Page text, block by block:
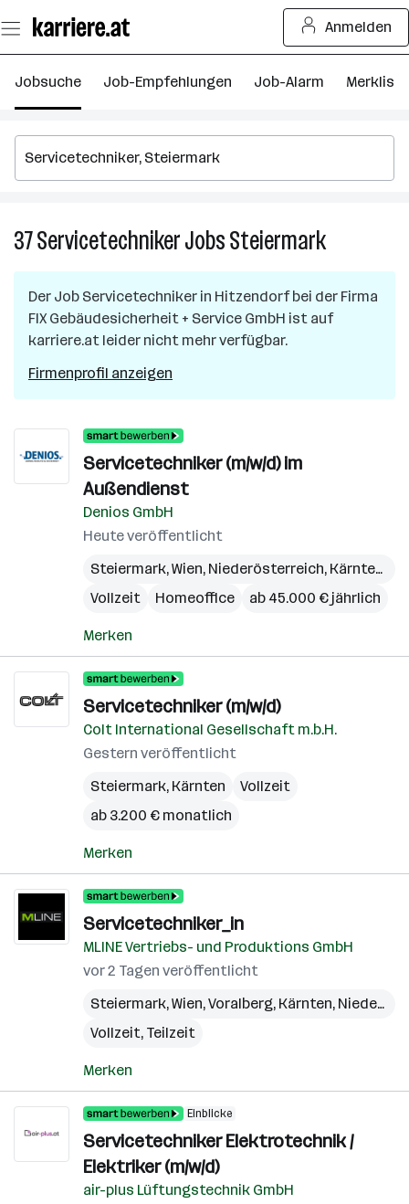
Seiteninhalt
springen
Anmelden
Jobsuche Job-Empfehlungen Job-Alarm Merkliste
37ServicetechnikerJobsSteiermark37
in
Steiermark
Der Job Servicetechniker in Hitzendorfbei der Firma
FIX Gebäudesicherheit + Service GmbH ist auf
karriere.at leider nicht mehr verfügbar.
Firmenprofil anzeigen
Servicetechniker (m/w/d) im
Außendienst
Denios GmbH
Heute veröffentlicht
Steiermark,Wien, Niederösterreich, Kärnten
Vollzeit
Homeoffice ab 45.000 € jährlich
Merken
Servicetechniker (m/w/d)
Colt International Gesellschaft m.b.H.
Gestern veröffentlicht
Steiermark, Kärnten
Vollzeit
ab 3.200 € monatlich
Merken
Servicetechniker_in
MLINE Vertriebs- und Produktions GmbH
vor 2 Tagen veröffentlicht
Steiermark,Wien,Voralberg, Kärnten, Niederösterreich
Vollzeit, Teilzeit
Merken
Einblicke
Servicetechniker Elektrotechnik /
Elektriker (m/w/d)
air-plus Lüftungstechnik GmbH